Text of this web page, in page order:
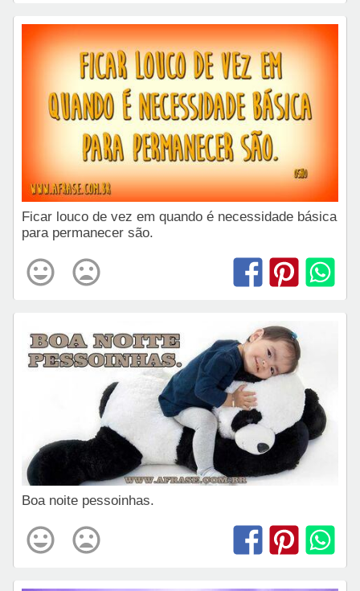
Ficar louco de vez em quando é necessidade básica
para permanecer são.
Boa noite pessoinhas.